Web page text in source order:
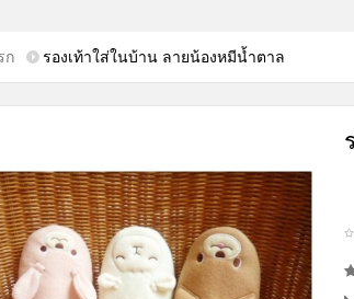
ก รองเท้าใส่ในบ้าน ลายน้องหมีน้ำตาล